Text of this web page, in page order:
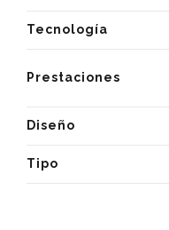
Tecnología
Prestaciones
Diseño
Tipo